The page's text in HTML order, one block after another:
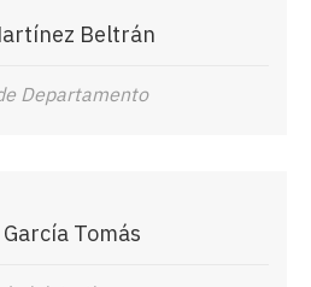
Beltrán
Departamento
Tomás